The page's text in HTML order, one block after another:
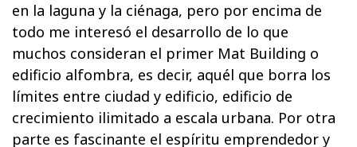
en la laguna y la ciénaga, pero por encima de
todo me interesó el desarrollo de lo que
muchos consideran el primer Mat Building o
edificio alfombra, es decir, aquél que borra los
límites entre ciudad y edificio, edificio de
crecimiento ilimitado a escala urbana. Por otra
parte es fascinante el espíritu emprendedor y